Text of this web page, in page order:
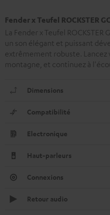
Fender x Teufel ROCKSTER
La Fender x Teufel
un son élégant et puissant
extrêmement robuste. Lancez
montagne, et continuez à
Dimensions
Compatibilité
Electronique
Haut-parleurs
Connexions
Retour audio